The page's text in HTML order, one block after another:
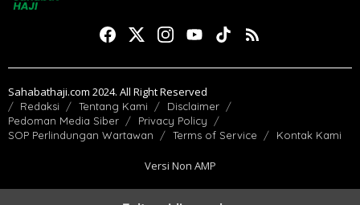
Sahabathaji.com 2024. All Right Reserved
Redaksi Tentang Kami
Disclaimer
Pedoman Media Siber
Privacy Policy
SOP Perlindungan Wartawan
Terms of Service Kontak Kami
Versi Non AMP